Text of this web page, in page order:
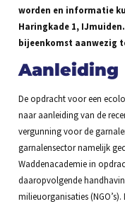
worden en informatie
Haringkade 1,
bijeenkomst aanwezig
Aanleiding
De opdracht voor een
naar aanleiding van de
vergunning voor de
garnalensector namelijk
Waddenacademie in
daaropvolgende
milieuorganisaties